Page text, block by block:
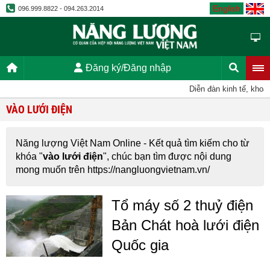
096.999.8822 - 094.263.2014 English
Đăng ký/Đăng nhập
Diễn đàn kinh tế,
VÀO LƯỚI ĐIỆN
Năng lượng Việt Nam Online - Kết quả tìm kiếm cho từ
khóa "vào lưới điện", chúc bạn tìm được nội dung
mong muốn trên https://nangluongvietnam.vn/
Tổ máy số 2 thuỷ điện
Bản Chát hoà lưới điện
Quốc gia